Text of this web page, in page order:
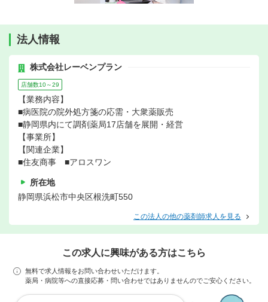
法人情報
株式会社レーベンプラン
店舗数10～29
【業務内容】
■病医院の院外処方箋の応需・大衆薬販売
■静岡県内にて調剤薬局17店舗を展開・経営
【事業所】
【関連企業】
■住友商事 ■アロスワン
所在地
静岡県浜松市中央区根洗町550
この法人の他の薬剤師求人を見る
この求人に興味がある方はこちら
無料で求人情報をお問い合わせいただけます。
薬局・病院等への直接応募・問い合わせではありませんのでご安心ください。